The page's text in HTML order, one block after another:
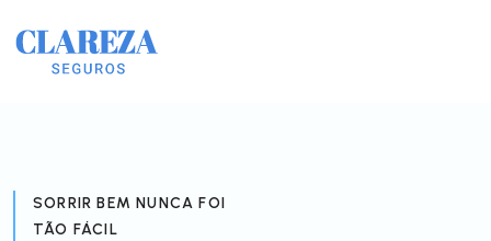
SORRIR BEM NUNCA FOI
TÃO FÁCIL